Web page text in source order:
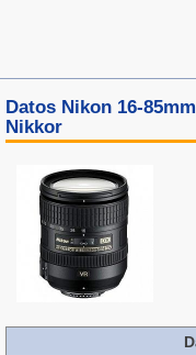
Datos Nikon 16-
Nikkor